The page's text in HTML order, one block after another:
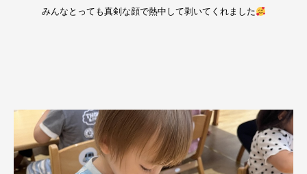
みんなとっても真剣な顔で熱中して剥いてくれました